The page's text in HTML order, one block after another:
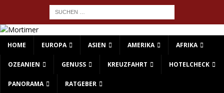
HOME EUROPA ASIEN AMERIKA AFRIKA
OZEANIEN GENUSS KREUZFAHRT HOTELCHECK
PANORAMA RATGEBER